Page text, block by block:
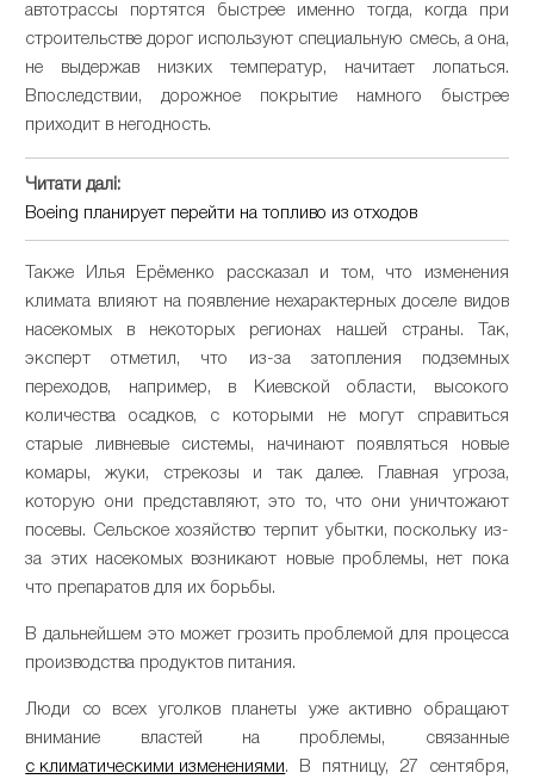
автотрассы портятся быстрее именно тогда, когда при
строительстве дорог используют специальную смесь, а она,
не выдержав низких температур, начитает лопаться.
Впоследствии, дорожное покрытие намного быстрее
приходит в негодность.
Читати далі:
Boeing планирует перейти на топливо из отходов
Также Илья Ерёменко рассказал и том, что изменения
климата влияют на появление нехарактерных доселе видов
насекомых в некоторых регионах нашей страны. Так,
эксперт отметил, что из-за затопления подземных
переходов, например, в Киевской области, высокого
количества осадков, с которыми не могут справиться
старые ливневые системы, начинают появляться новые
комары, жуки, стрекозы и так далее. Главная угроза,
которую они представляют, это то, что они уничтожают
посевы. Сельское хозяйство терпит убытки, поскольку из-
за этих насекомых возникают новые проблемы, нет пока
что препаратов для их борьбы.
В дальнейшем это может грозить проблемой для процесса
производства продуктов питания.
Люди со всех уголков планеты уже активно обращают
внимание властей на проблемы, связанные
с климатическими изменениями. В пятницу, 27 сентября,